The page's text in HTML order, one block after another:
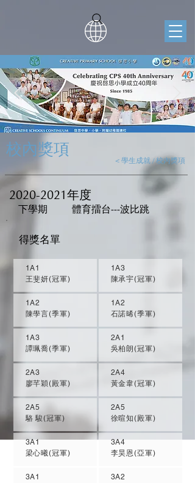
校內獎項
< 學生成就 / 校內獎項
2020-2021 年度
下學期 體育擂台---波比跳
得獎名單
1A1
王斐妍(冠軍)
1A2
陳學言(季軍)
1A3
譚珮喬(季軍)
2A3
廖芊穎(殿軍)
2A5
駱 駿(冠軍)
3A1
梁心曦(冠軍)
3A1
1A3
陳承宇(冠軍)
1A2
石諾晞(季軍)
2A1
吳柏朗(冠軍)
2A4
黃金韋(冠軍)
2A5
徐暄知(殿軍)
3A4
李昊恩(亞軍)
3A2